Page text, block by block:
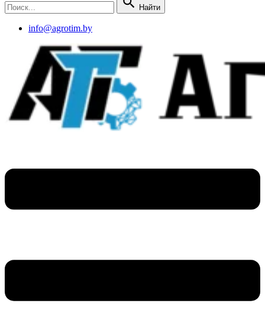
Найти
info@agrotim.by